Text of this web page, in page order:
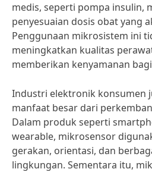
medis, seperti pompa insulin,
penyesuaian dosis obat yang
Penggunaan mikrosistem ini
meningkatkan kualitas
memberikan kenyamanan
Industri elektronik konsumen
manfaat besar dari
Dalam produk seperti
wearable, mikrosensor
gerakan, orientasi, dan
lingkungan. Sementara itu,